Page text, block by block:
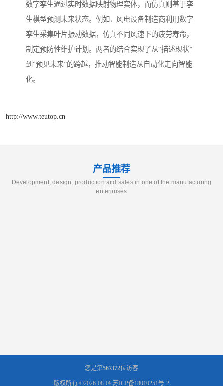
数字孪生通过实时数据映射物理实体，而仿真则基于孪
生模型预测未来状态。例如，风电设备制造商利用数字
孪生采集叶片振动数据，仿真不同风速下的疲劳寿命，
制定预防性维护计划。两者的结合实现了从“描述现状”
到“预见未来”的跨越，推动智能制造从自动化走向智能
化。
http://www.teutop.cn
产品推荐
Development, design, production and sales in one of the manufacturing
enterprises
您是第567372位访客
版权所有 ©2026-08-09 苏ICP备18010251号-2